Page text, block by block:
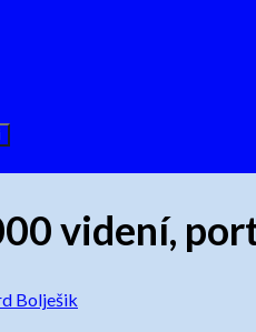
videní,
Bolješik